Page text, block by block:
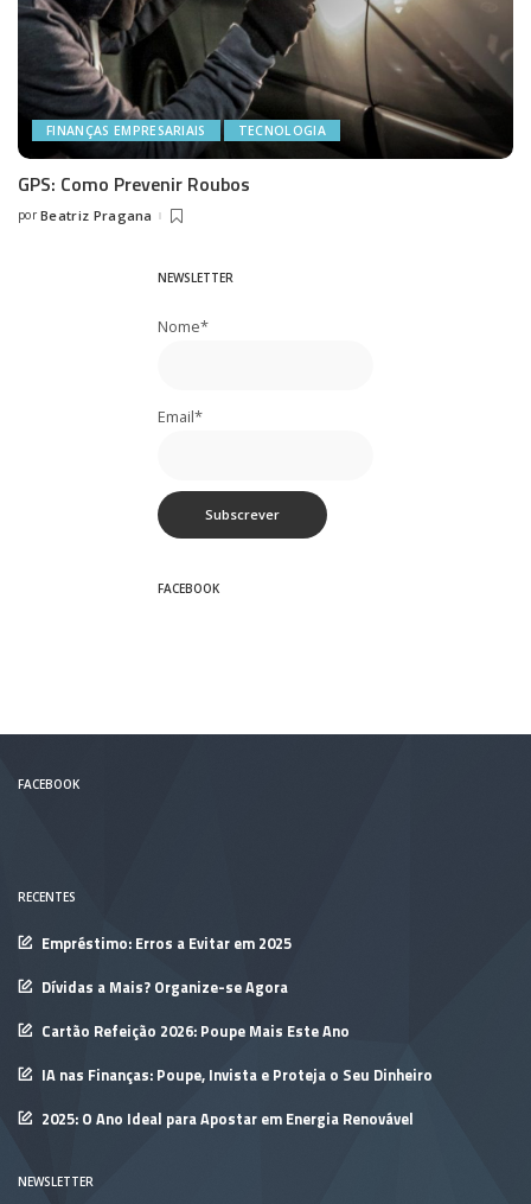
FINANÇAS EMPRESARIAIS TECNOLOGIA
GPS: Como Prevenir Roubos
Posted
por Beatriz Pragana
NEWSLETTER
Nome*
Email*
FACEBOOK
FACEBOOK
RECENTES
Empréstimo: Erros a Evitar em 2025
Dívidas a Mais? Organize-se Agora
Cartão Refeição 2026: Poupe Mais Este Ano
IA nas Finanças: Poupe, Invista e Proteja o Seu Dinheiro
2025: O Ano Ideal para Apostar em Energia Renovável
NEWSLETTER